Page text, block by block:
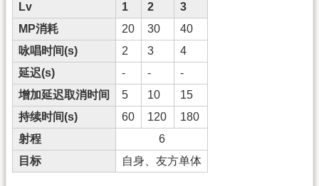
Lv 1 2
3
MP消耗
20 30
40
咏唱时间(s)
2 3
4
延迟(s)
- -
-
增加延迟取消时间
5 10
15
持续时间(s)
60 120
180
射程
6
目标
自身、友方单体